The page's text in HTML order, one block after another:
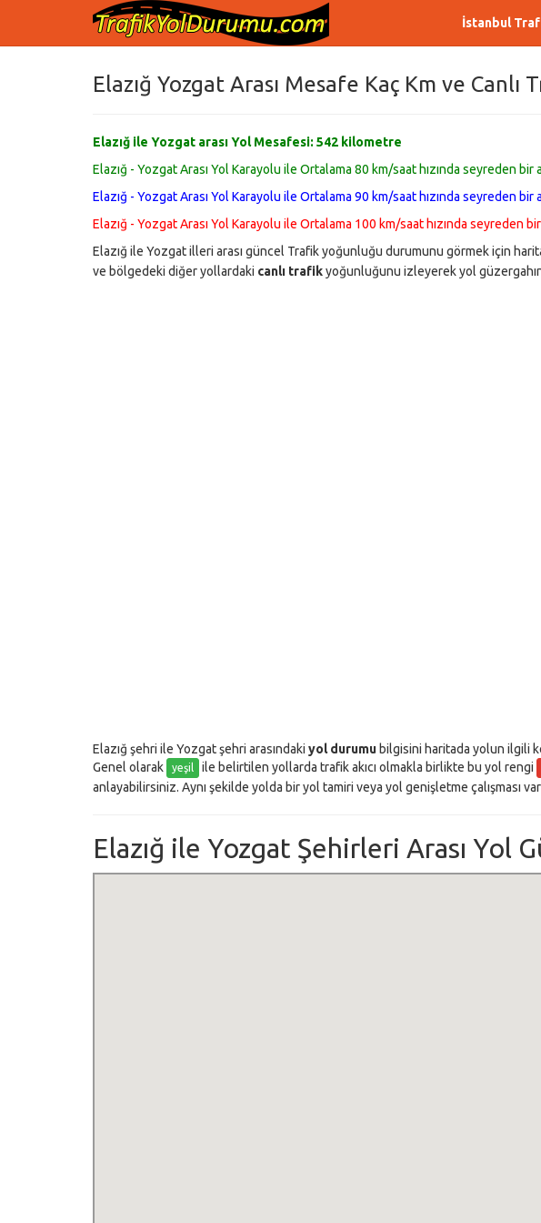
İstanbul
Elazığ Yozgat Arası Mesafe Kaç Km ve Canlı
Elazığ ile Yozgat arası Yol Mesafesi: 542 kilometre
Elazığ - Yozgat Arası Yol Karayolu ile Ortalama 80 km/saat hızında seyreden bir
Elazığ - Yozgat Arası Yol Karayolu ile Ortalama 90 km/saat hızında seyreden bir
Elazığ - Yozgat Arası Yol Karayolu ile Ortalama 100 km/saat hızında seyreden
Elazığ ile Yozgat illeri arası güncel Trafik yoğunluğu durumunu görmek için
ve bölgedeki diğer yollardaki canlı trafikyoğunluğunu izleyerek yol
Elazığ şehri ile Yozgat şehri arasındaki yol durumubilgisini haritada yolun ilgili
Genel olarak
yeşil ile belirtilen yollarda trafik akıcı olmakla birlikte bu yol rengi
anlayabilirsiniz. Aynı şekilde yolda bir yol tamiri veya yol genişletme çalışması
Elazığ ile Yozgat Şehirleri Arası Yol